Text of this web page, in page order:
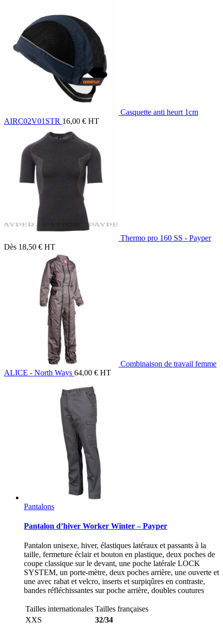
Casquette anti heurt 1cm
AIRC02V01STR 16,00 € HT
Thermo pro 160 SS - Payper
Dès 18,50 € HT
Combinaison de travail femme
ALICE - North Ways 64,00 € HT
Pantalons
Pantalon d’hiver Worker Winter – Payper
Pantalon unisexe, hiver, élastiques latéraux et passants à la
taille, fermeture éclair et bouton en plastique, deux poches de
coupe classique sur le devant, une poche latérale LOCK
SYSTEM, un porte-mètre, deux poches arrière, une ouverte et
une avec rabat et velcro, inserts et surpiqûres en contraste,
bandes réfléchissantes sur poche arrière, doubles coutures
Tailles internationales Tailles françaises
XXS
32/34